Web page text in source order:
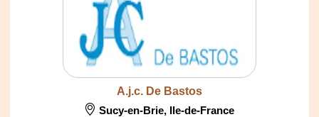
A.j.c. De Bastos
Sucy-en-Brie, Ile-de-France